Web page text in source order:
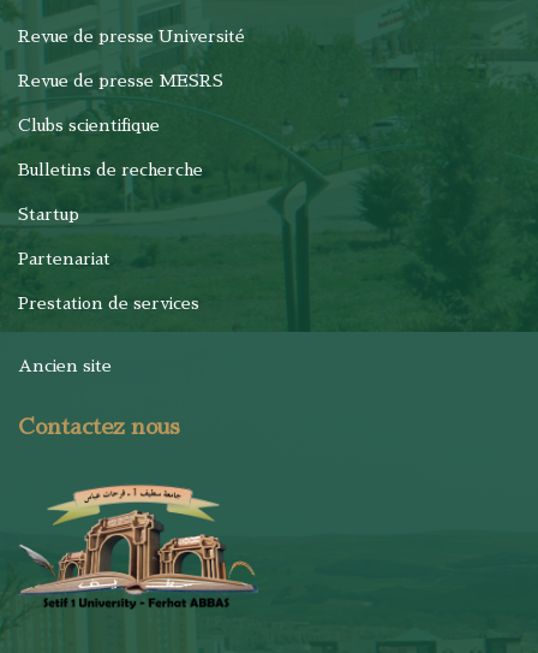
Revue de presse Université
Revue de presse MESRS
Clubs scientifique
Bulletins de recherche
Startup
Partenariat
Prestation de services
Ancien site
Contactez nous